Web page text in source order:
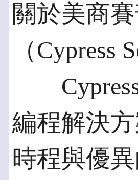
關於美商
（Cypress
Cypress
編程解決
時程與優